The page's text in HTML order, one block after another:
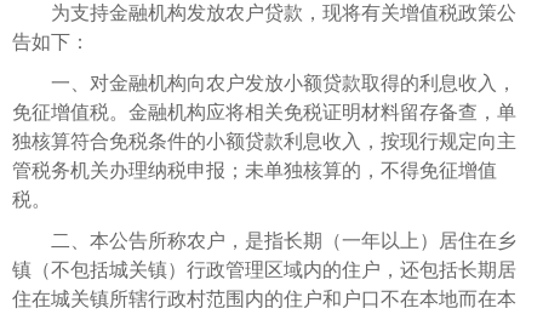
为支持金融机构发放农户贷款，现将有关增值税政策公
告如下：
一、对金融机构向农户发放小额贷款取得的利息收入，
免征增值税。金融机构应将相关免税证明材料留存备查，单
独核算符合免税条件的小额贷款利息收入，按现行规定向主
管税务机关办理纳税申报；未单独核算的，不得免征增值
税。
二、本公告所称农户，是指长期（一年以上）居住在乡
镇（不包括城关镇）行政管理区域内的住户，还包括长期居
住在城关镇所辖行政村范围内的住户和户口不在本地而在本